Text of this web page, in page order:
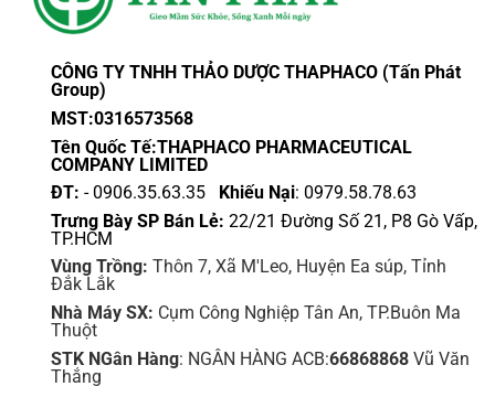
CÔNG TY TNHH THẢO DƯỢC THAPHACO (Tấn Phát
Group)
MST:0316573568
Tên Quốc Tế:THAPHACO PHARMACEUTICAL
COMPANY LIMITED
ĐT: - 0906.35.63.35 Khiếu Nại: 0979.58.78.63
Trưng Bày SP Bán Lẻ: 22/21 Đường Số 21, P8 Gò Vấp,
TP.HCM
Vùng Trồng: Thôn 7, Xã M'Leo, Huyện Ea súp, Tỉnh
Đắk Lắk
Nhà Máy SX: Cụm Công Nghiệp Tân An, TP.Buôn Ma
Thuột
STK NGân Hàng: NGÂN HÀNG ACB:66868868Vũ Văn
Thắng